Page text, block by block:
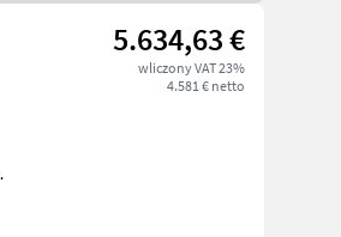
5.634,63 €
wliczony VAT 23%
4.581 € netto